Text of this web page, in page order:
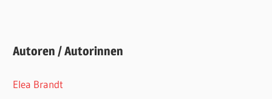
Autoren / Autorinnen
Elea Brandt